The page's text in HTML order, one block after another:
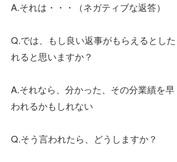
A.それは・・・（ネガティブな返答）
Q.では、もし良い返事がもらえるとし
れると思いますか？
A.それなら、分かった、その分業績を
われるかもしれない
Q.そう言われたら、どうしますか？